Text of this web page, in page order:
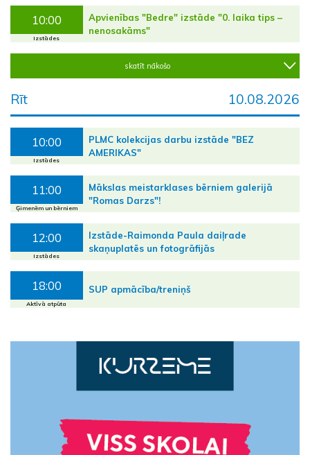
10:00
Izstādes
Apvienības "Bedre" izstāde "0. laika tips –
nenosakāms"
skatīt nākošo
Rīt 10.08.2026
10:00
Izstādes
PLMC kolekcijas darbu izstāde "BEZ
AMERIKAS"
11:00
Ģimenēm un bērniem
Mākslas meistarklases bērniem galerijā
"Romas Darzs"!
12:00
Izstādes
Izstāde-Raimonda Paula daiļrade
skaņuplatēs un fotogrāfijās
18:00
Aktīvā atpūta
SUP apmācība/treniņš